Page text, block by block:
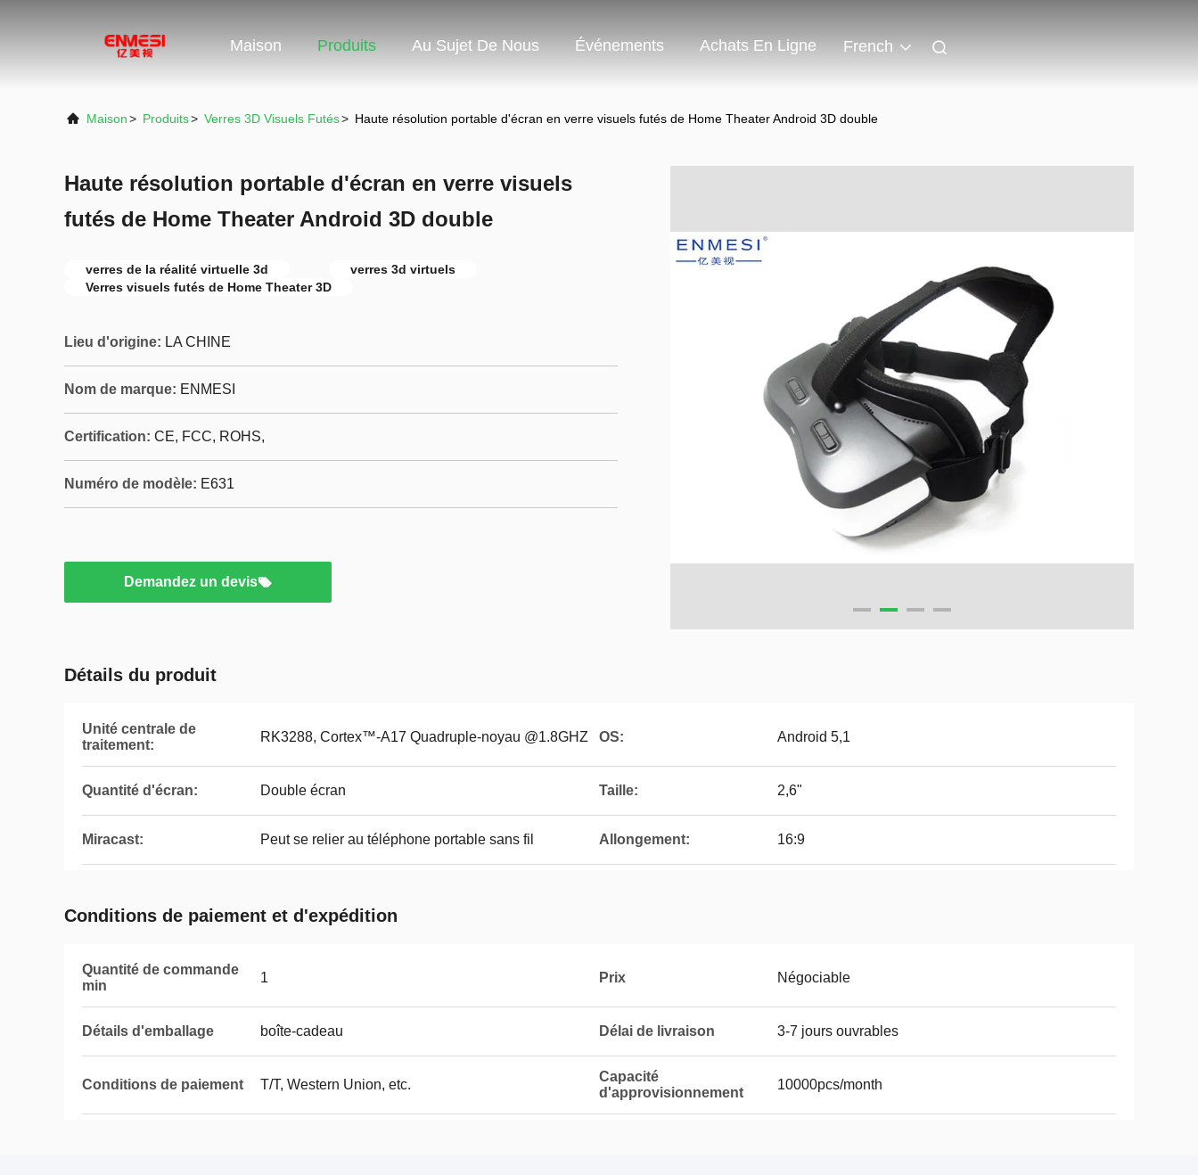
Maison Produits Au Sujet De Nous Événements Achats En Ligne French
Maison> Produits> Verres 3D Visuels Futés> Haute résolution portable d'écran en verre visuels futés de Home Theater Android 3D double
Haute résolution portable d'écran en verre visuels
futés de Home Theater Android 3D double
verres de la réalité virtuelle 3d
verres 3d virtuels
Verres visuels futés de Home Theater 3D
Lieu d'origine: LA CHINE
Nom de marque: ENMESI
Certification: CE, FCC, ROHS,
Numéro de modèle: E631
Demandez un devis
Détails du produit
Unité centrale de
traitement:
RK3288, Cortex™-A17 Quadruple-noyau @1.8GHZ OS: Android 5,1
Quantité d'écran: Double écran Taille: 2,6"
Miracast: Peut se relier au téléphone portable sans fil Allongement: 16:9
Conditions de paiement et d'expédition
Quantité de commande
min
1 Prix Négociable
Détails d'emballage boîte-cadeau Délai de livraison 3-7 jours ouvrables
Conditions de paiement T/T, Western Union, etc.
Capacité
d'approvisionnement
10000pcs/month